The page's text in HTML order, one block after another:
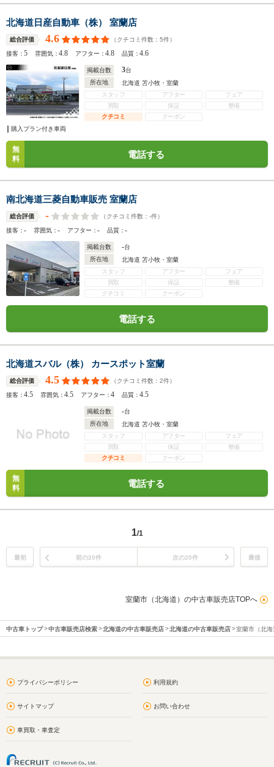
北海道日産自動車（株） 室蘭店
総合評価 4.6 （クチコミ件数： 5件）
接客：5 雰囲気：4.8 アフター：4.8 品質：4.6
掲載台数 3台
所在地
北海道 苫小牧・室蘭
スタッフ
アフター
フェア
買取
保証
整備
クチコミ
クーポン
購入プラン付き車両
無
料
電話する
南北海道三菱自動車販売 室蘭店
総合評価 - （クチコミ件数： -件）
接客：- 雰囲気：- アフター：- 品質：-
掲載台数 -台
所在地
北海道 苫小牧・室蘭
スタッフ
アフター
フェア
買取
保証
整備
クチコミ
クーポン
電話する
北海道スバル（株） カースポット室蘭
総合評価 4.5 （クチコミ件数： 2件）
接客：4.5 雰囲気：4.5 アフター：4 品質：4.5
掲載台数 -台
所在地
北海道 苫小牧・室蘭
スタッフ
アフター
フェア
買取
保証
整備
クチコミ
クーポン
無
料
電話する
1/1
最初 前の20件 次の20件 最後
室蘭市（北海道）の中古車販売店TOPへ
中古車トップ 中古車販売店検索 北海道の中古車販売店 北海道の中古車販売店 室蘭市（北
プライバシーポリシー 利用規約
サイトマップ お問い合わせ
車買取・車査定